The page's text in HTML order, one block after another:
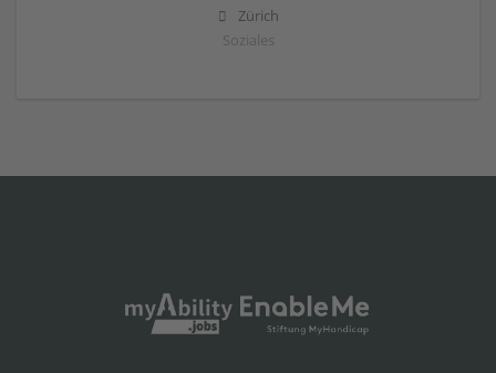
Zürich
Soziales